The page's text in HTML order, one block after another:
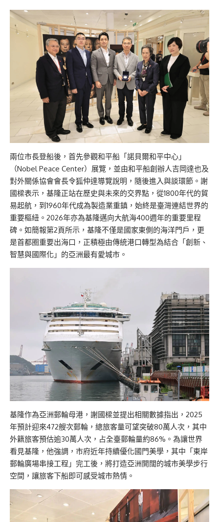
兩位市長登船後，首先參觀和平船「諾貝爾和平中心」
（Nobel Peace Center）展覽，並由和平船創辦人吉岡達也及
對外關係協會會長令狐仲達導覽說明，隨後進入與談環節。謝
國樑表示，基隆正站在歷史與未來的交界點，從1800年代的貿
易起航，到1960年代成為製造業重鎮，始終是臺灣連結世界的
重要樞紐。2026年亦為基隆邁向大航海400週年的重要里程
碑。如簡報第2頁所示，基隆不僅是國家東側的海洋門戶，更
是首都圈重要出海口，正積極由傳統港口轉型為結合「創新、
智慧與國際化」的亞洲最有愛城市。
基隆作為亞洲郵輪母港，謝國樑並提出相關數據指出，2025
年預計迎來472艘次郵輪，總旅客量可望突破80萬人次，其中
外籍旅客預估逾30萬人次，占全臺郵輪量約86%。為讓世界
看見基隆，他強調，市府近年持續優化國門美學，其中「東岸
郵輪廣場串接工程」完工後，將打造亞洲開闊的城市美學步行
空間，讓旅客下船即可感受城市熱情。